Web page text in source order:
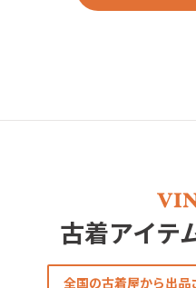
古着アイテ
全国の古着屋から出